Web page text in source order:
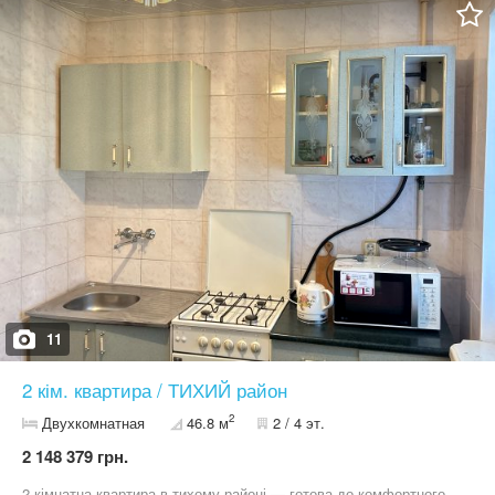
11
2 кім. квартира / ТИХИЙ район
Двухкомнатная 46.8 м2 2 / 4 эт.
2 148 379 грн.